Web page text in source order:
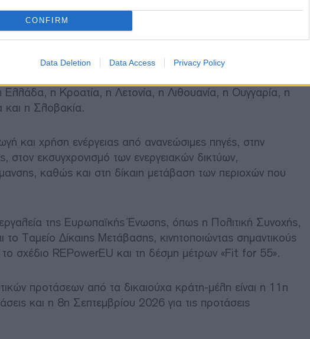
CONFIRM
Data Deletion Data Access Privacy Policy
έσοδα των δημοπρασιών δικαιωμάτων εκπομπών στο
για τη στήριξη 13 κρατών-μελών της ΕΕ με κατά
της Ένωσης κατά την περίοδο 2016-2018. Δικαιούχες
η Κροατία, η Λετονία, η Λιθουανία, η Ουγγαρία, η
και η Σλοβακία.
και χρήση ενέργειας από ανανεώσιμες πηγές, στην
στον εκσυγχρονισμό των ενεργειακών δικτύων,
καθώς και στη δίκαιη μετάβαση των περιοχών που
της Ευρωπαϊκής Ένωσης, όπως η Πολιτική Συνοχής,
Ταμείο Δίκαιης Μετάβασης, κινητοποιώντας σημαντικούς
το σχέδιο REPowerEU και τη δέσμη μέτρων «Fit for 55».
προτάσεων από τα δικαιούχα κράτη-μέλη είναι η 11η
και η 8η Σεπτεμβρίου 2026 για τις προτάσεις